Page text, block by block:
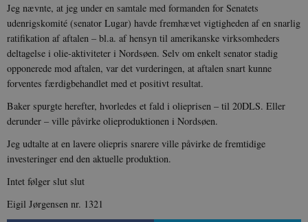
Jeg nævnte, at jeg under en samtale med formanden for Senatets
udenrigskomité (senator Lugar) havde fremhævet vigtigheden af en snarlig
ratifikation af aftalen – bl.a. af hensyn til amerikanske virksomheders
deltagelse i olie-aktiviteter i Nordsøen. Selv om enkelt senator stadig
opponerede mod aftalen, var det vurderingen, at aftalen snart kunne
forventes færdigbehandlet med et positivt resultat.
Baker spurgte herefter, hvorledes et fald i olieprisen – til 20DLS. Eller
derunder – ville påvirke olieproduktionen i Nordsøen.
Jeg udtalte at en lavere oliepris snarere ville påvirke de fremtidige
investeringer end den aktuelle produktion.
Intet følger slut slut
Eigil Jørgensen nr. 1321